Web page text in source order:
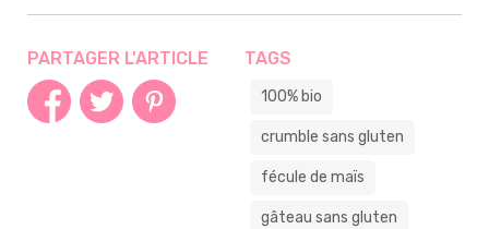
PARTAGER L'ARTICLE TAGS
100% bio
crumble sans gluten
fécule de maïs
gâteau sans gluten